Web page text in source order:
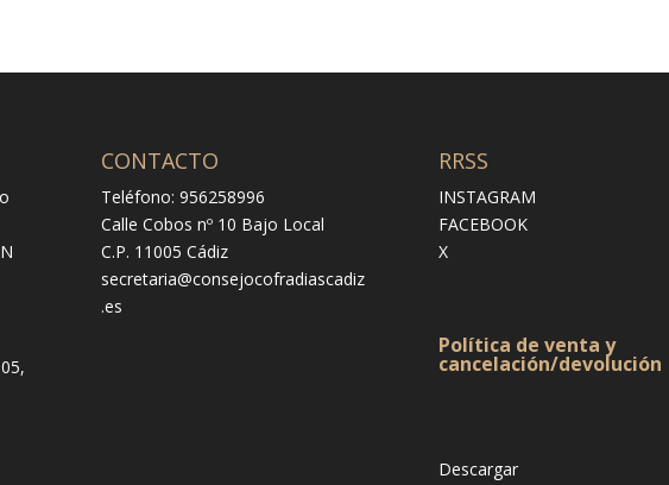
CONTACTO
Teléfono: 956258996
Calle Cobos nº 10 Bajo Local
C.P. 11005 Cádiz
secretaria@consejocofradiascadiz
.es
RRSS
INSTAGRAM
FACEBOOK
X
Política de venta y
cancelación/devolución
Descargar